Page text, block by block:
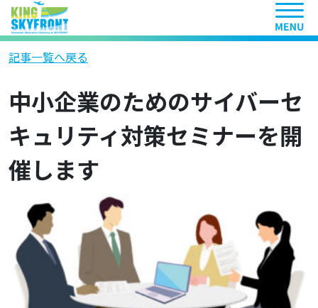
ヘッ
記事一覧へ戻る
中小企業のためのサイバーセ
キュリティ対策セミナーを開
催します